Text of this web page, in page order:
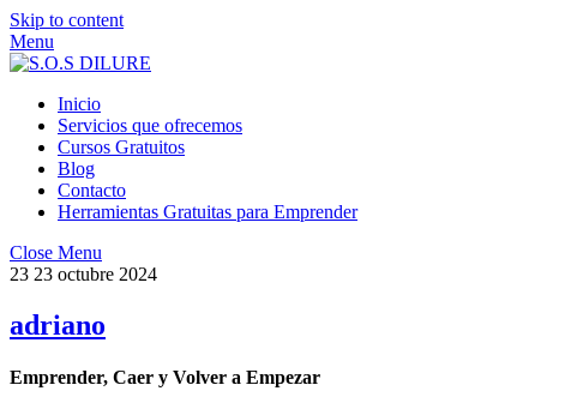
Skip to content
Menu
Inicio
Servicios que ofrecemos
Cursos Gratuitos
Blog
Contacto
Herramientas Gratuitas para Emprender
Close Menu
23 23 octubre 2024
adriano
Emprender, Caer y Volver a Empezar